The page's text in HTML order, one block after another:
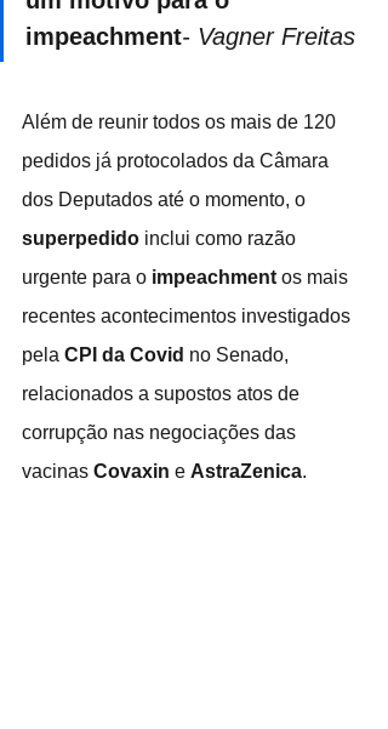
impeachment- Vagner Freitas
Além de reunir todos os mais de 120
pedidos já protocolados da Câmara
dos Deputados até o momento, o
superpedido inclui como razão
urgente para o impeachment os mais
recentes acontecimentos investigados
pela CPI da Covid no Senado,
relacionados a supostos atos de
corrupção nas negociações das
vacinas Covaxin e AstraZenica.